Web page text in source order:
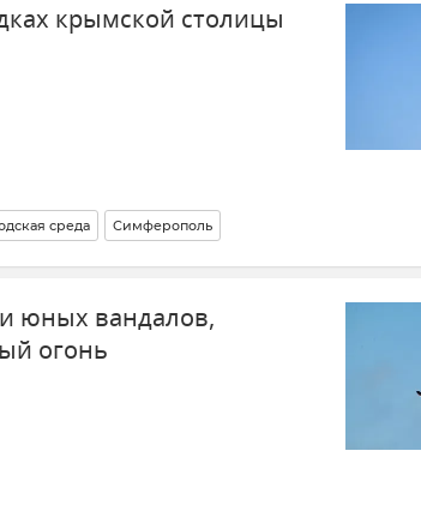
крымской столицы
среда Симферополь
юных вандалов,
огонь